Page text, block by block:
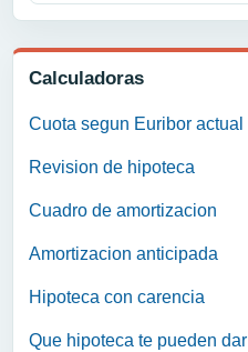
Calculadoras
Cuota segun Euribor actual
Revision de hipoteca
Cuadro de amortizacion
Amortizacion anticipada
Hipoteca con carencia
Que hipoteca te pueden dar